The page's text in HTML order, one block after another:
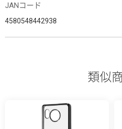
JANコード
4580548442938
類似